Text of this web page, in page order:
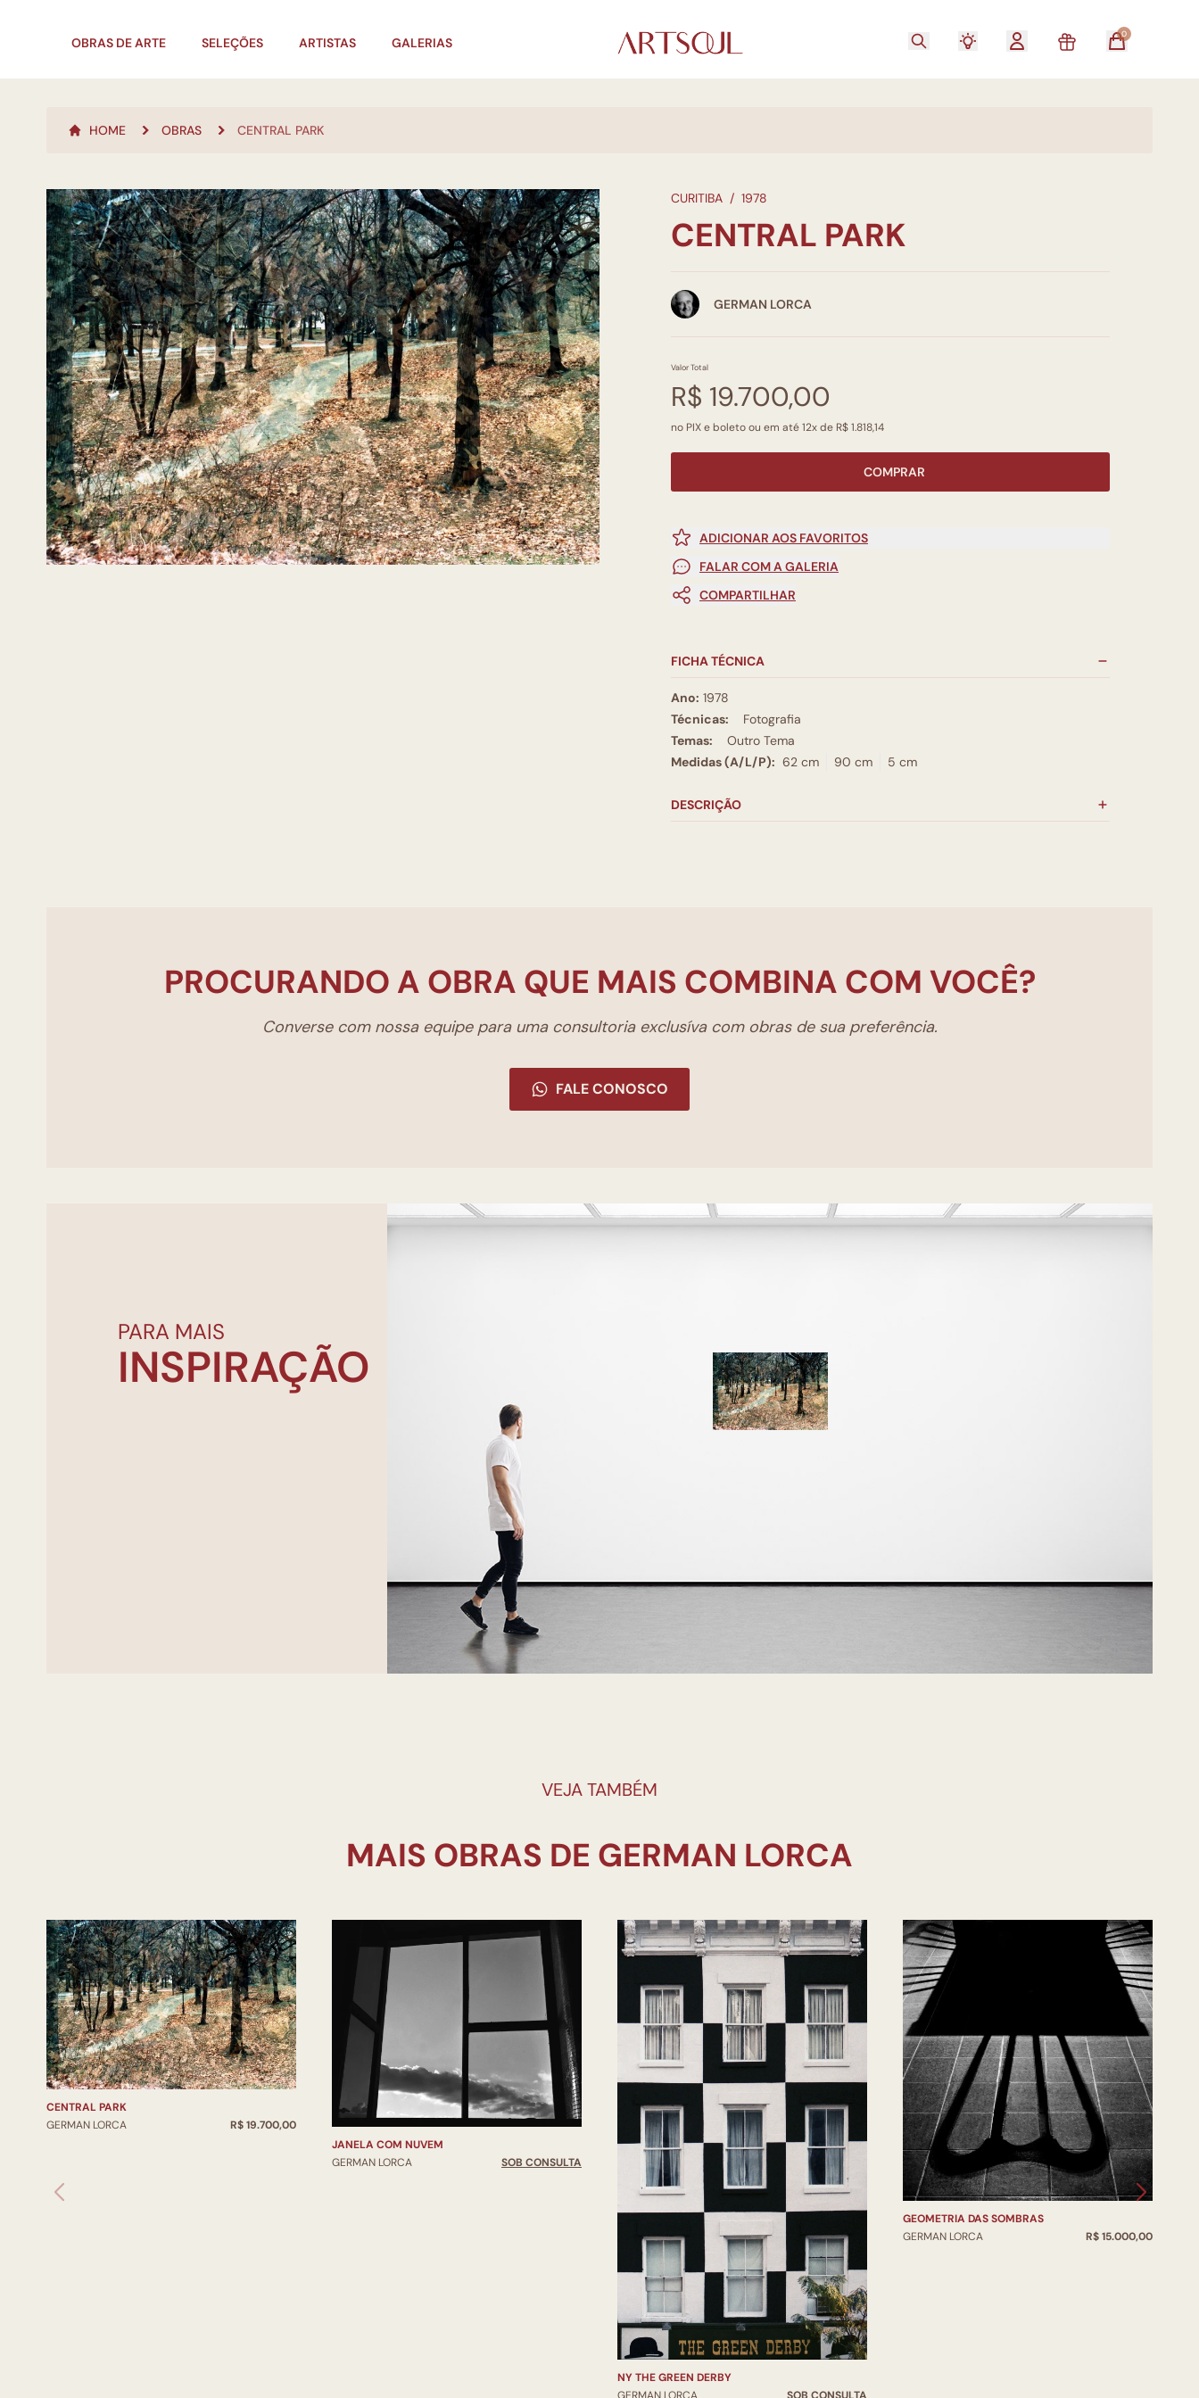
OBRAS DE ARTE SELEÇÕES ARTISTAS GALERIAS
0
HOME OBRAS CENTRAL PARK
CURITIBA / 1978
CENTRAL PARK
GERMAN LORCA
Valor Total
R$ 19.700,00
no PIX e boleto ou em até 12x de R$ 1.818,14
COMPRAR
ADICIONAR AOS FAVORITOS
FALAR COM A GALERIA
COMPARTILHAR
FICHA TÉCNICA
Ano: 1978
Técnicas:
Fotografia
Temas:
Outro Tema
Medidas (A/L/P): 62 cm 90 cm 5 cm
DESCRIÇÃO
PROCURANDO A OBRA QUE MAIS COMBINA COM VOCÊ?
Converse com nossa equipe para uma consultoria exclusíva com obras de sua preferência.
FALE CONOSCO
PARA MAIS
INSPIRAÇÃO
VEJA TAMBÉM
CENTRAL PARK
GERMAN LORCA
R$ 19.700,00
JANELA COM NUVEM
GERMAN LORCA
SOB CONSULTA
NY THE GREEN DERBY
GERMAN LORCA
SOB CONSULTA
GEOMETRIA DAS SOMBRAS
GERMAN LORCA
R$ 15.000,00